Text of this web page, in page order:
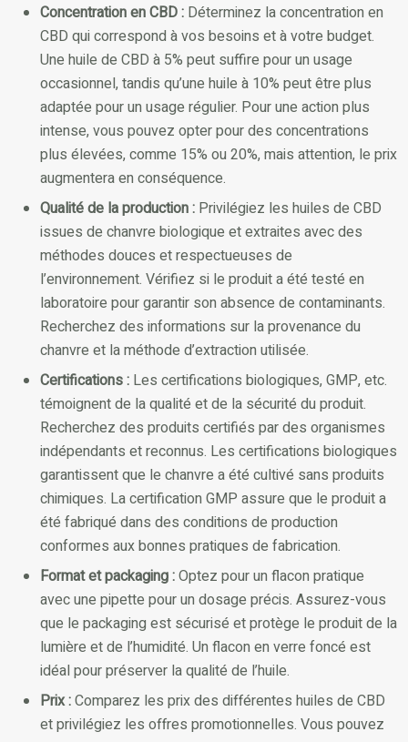
Concentration en CBD : Déterminez la concentration en
CBD qui correspond à vos besoins et à votre budget.
Une huile de CBD à 5% peut suffire pour un usage
occasionnel, tandis qu’une huile à 10% peut être plus
adaptée pour un usage régulier. Pour une action plus
intense, vous pouvez opter pour des concentrations
plus élevées, comme 15% ou 20%, mais attention, le prix
augmentera en conséquence.
Qualité de la production : Privilégiez les huiles de CBD
issues de chanvre biologique et extraites avec des
méthodes douces et respectueuses de
l’environnement. Vérifiez si le produit a été testé en
laboratoire pour garantir son absence de contaminants.
Recherchez des informations sur la provenance du
chanvre et la méthode d’extraction utilisée.
Certifications : Les certifications biologiques, GMP, etc.
témoignent de la qualité et de la sécurité du produit.
Recherchez des produits certifiés par des organismes
indépendants et reconnus. Les certifications biologiques
garantissent que le chanvre a été cultivé sans produits
chimiques. La certification GMP assure que le produit a
été fabriqué dans des conditions de production
conformes aux bonnes pratiques de fabrication.
Format et packaging :Optez pour un flacon pratique
avec une pipette pour un dosage précis. Assurez-vous
que le packaging est sécurisé et protège le produit de la
lumière et de l’humidité. Un flacon en verre foncé est
idéal pour préserver la qualité de l’huile.
Prix :Comparez les prix des différentes huiles de CBD
et privilégiez les offres promotionnelles. Vous pouvez